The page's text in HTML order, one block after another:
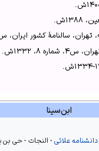
سالنامۀ کشور ایران، س۶،
۸، ۱۳۳۲ش.
و ۱۰۴، ۱۳۸۰ش.
آگه، ۱۳۶۶ش.
ابن‌سینا
دانشنامه علائی النجات
حی بن